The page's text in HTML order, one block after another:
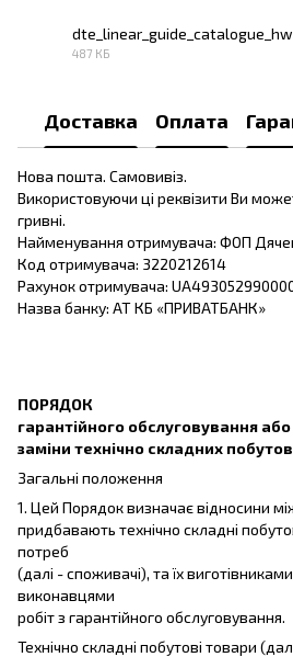
487 КБ
Доставка Оплата
Нова пошта. Самовивіз.
Використовуючи ці реквізити Ви
гривні.
Найменування отримувача: ФОП
Код отримувача: 3220212614
Рахунок отримувача:
Назва банку: АТ КБ «ПРИВАТБАНК»
ПОРЯДОК
гарантійного обслуговування або
заміни технічно складних
Загальні положення
1. Цей Порядок визначає відносини
придбавають технічно складні
потреб
(далі - споживачі), та їх
виконавцями
робіт з гарантійного обслуговування.
Технічно складні побутові товари